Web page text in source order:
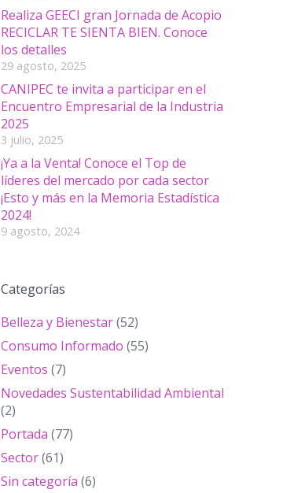
Realiza GEECI gran Jornada de Acopio
RECICLAR TE SIENTA BIEN. Conoce
los detalles
29 agosto, 2025
CANIPEC te invita a participar en el
Encuentro Empresarial de la Industria
2025
3 julio, 2025
¡Ya a la Venta! Conoce el Top de
líderes del mercado por cada sector
¡Esto y más en la Memoria Estadística
2024!
9 agosto, 2024
Categorías
Belleza y Bienestar(52)
Consumo Informado (55)
Eventos (7)
Novedades Sustentabilidad Ambiental
(2)
Portada (77)
Sector(61)
Sin categoría (6)